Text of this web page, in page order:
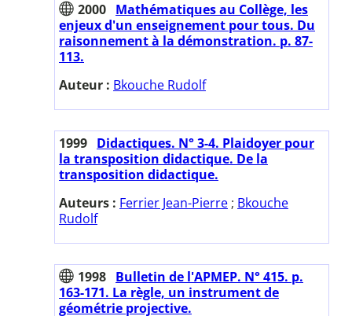
2000 Mathématiques au Collège, les
enjeux d'un enseignement pour tous. Du
raisonnement à la démonstration. p. 87-
113.
Auteur : Bkouche Rudolf
1999 Didactiques. N° 3-4. Plaidoyer pour
la transposition didactique. De la
transposition didactique.
Auteurs : Ferrier Jean-Pierre ; Bkouche
Rudolf
1998 Bulletin de l'APMEP. N° 415. p.
163-171. La règle, un instrument de
géométrie projective.